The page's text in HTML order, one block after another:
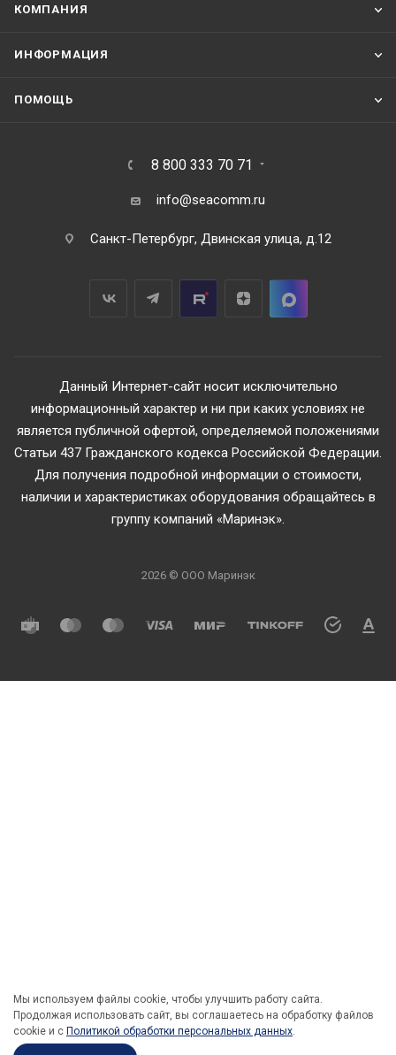
КОМПАНИЯ
ИНФОРМАЦИЯ
ПОМОЩЬ
8 800 333 70 71
info@seacomm.ru
Санкт-Петербург, Двинская улица, д.12
Данный Интернет-сайт носит исключительно
информационный характер и ни при каких условиях не
является публичной офертой, определяемой положениями
Статьи 437 Гражданского кодекса Российской Федерации.
Для получения подробной информации о стоимости,
наличии и характеристиках оборудования обращайтесь в
группу компаний «Маринэк».
2026 © ООО Маринэк
Мы используем файлы cookie, чтобы улучшить работу сайта.
Продолжая использовать сайт, вы соглашаетесь на обработку файлов
cookie и c Политикой обработки персональных данных.